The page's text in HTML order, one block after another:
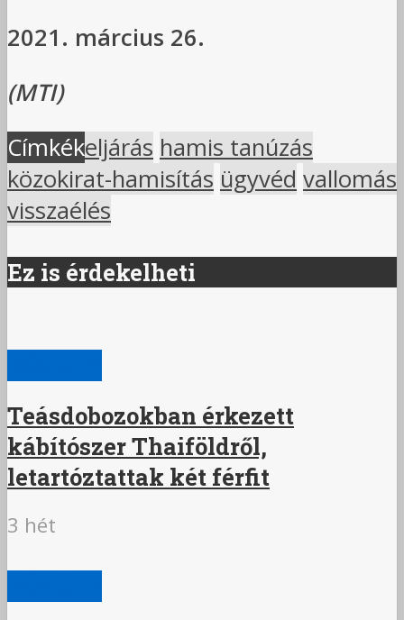
2021. március 26.
(MTI)
Címkékeljárás hamis tanúzás
közokirat-hamisítás ügyvéd vallomás
visszaélés
Ez is érdekelheti
Teásdobozokban érkezett
kábítószer Thaiföldről,
letartóztattak két férfit
3 hét